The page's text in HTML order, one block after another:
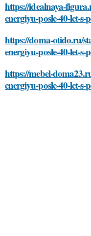
https://idealnaya-
energiyu-posle-40-let-
https://doma-otido.ru/
energiyu-posle-40-let-
https://mebel-
energiyu-posle-40-let-